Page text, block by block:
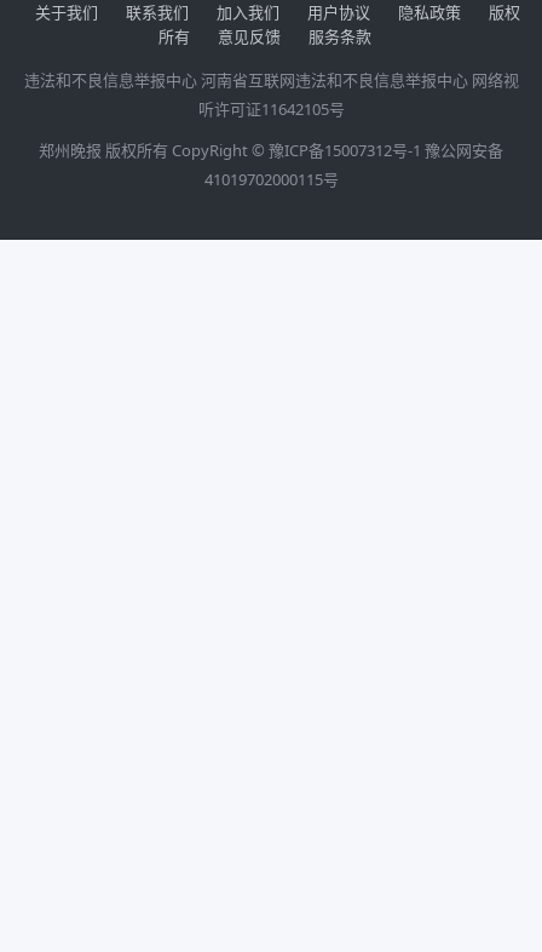
关于我们 联系我们 加入我们 用户协议 隐私政策
版权
所有
意见反馈
服务条款
违法和不良信息举报中心河南省互联网违法和不良信息举报中心 网络视
听许可证11642105号
郑州晚报 版权所有 CopyRight © 豫ICP备15007312号-1 豫公网安备
41019702000115号